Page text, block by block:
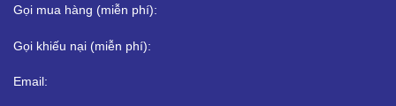
Gọi mua hàng (miễn phí):
Gọi khiếu nại (miễn phí):
Email: